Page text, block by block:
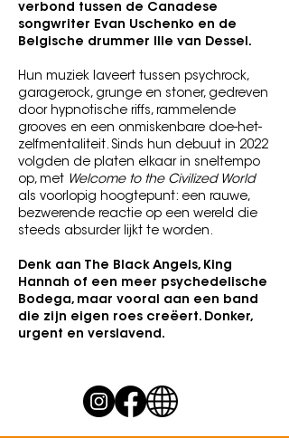
verbond tussen de Canadese
songwriter Evan Uschenko en de
Belgische drummer Ille van Dessel.
Hun muziek laveert tussen psychrock,
garagerock, grunge en stoner, gedreven
door hypnotische riffs, rammelende
grooves en een onmiskenbare doe-het-
zelfmentaliteit. Sinds hun debuut in 2022
volgden de platen elkaar in sneltempo
op, met Welcome to the Civilized World
als voorlopig hoogtepunt: een rauwe,
bezwerende reactie op een wereld die
steeds absurder lijkt te worden.
Denk aan The Black Angels, King
Hannah of een meer psychedelische
Bodega, maar vooral aan een band
die zijn eigen roes creëert. Donker,
urgent en verslavend.